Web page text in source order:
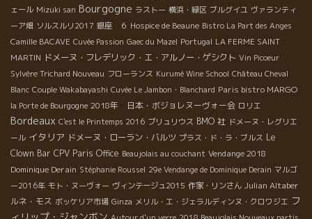
ェール Mizuki san Bourgogne ラストー 横浜・緑区 ブルグイユ ヴァランティ
ーア畑 ソルスルリ2017 銀座 ６ Hospice de Beaune Bistro La Part des Anges
Camille BACAVE Cuvée Passion Gaec du Mazel Portugal LA FERME SAINT
MARTIN ドメーヌ・フレデリック・エ・アルノー・ゲシクト Vin Picoeur
Sylvère Trichard Nouveau フローランス Kurumé Wine School Château Cheval
Blanc Couple Wakabayashi Cuvée Le Jambon・Blanchard Paris bistro MARGO
la Porte de Bourgogne 2018年 日本・ボジョレヌーヴォー会 ロリエ
Bordeaux C'est le Printemps 2016 ブリュリウス BMO 社 ドメーヌ・レグリエ
ール イタリア ドメーヌ・ローラン・バルツ プラス・ド・ラ・ブルス Le
Clown Bar CPV Paris Office Beaujolais au couchant Vendange 2018
Dominique Derain Stéphanie Roussel 29e Vendange de Dominique Derain マルゴ
ー2016年 モト・ヌーヴォー ヴィンテージュ2015 作家・リンさん Julian Altaber
ルネ・モス ボッケリア市場 Ginza メリル・エ・ジェラルディンヌ・クロワジエ フ